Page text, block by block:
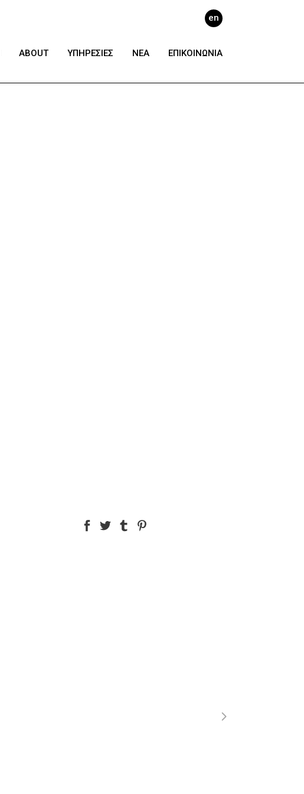
ABOUT ΥΠΗΡΕΣΙΕΣ ΝΕΑ ΕΠΙΚΟΙΝΩΝΙΑ
en